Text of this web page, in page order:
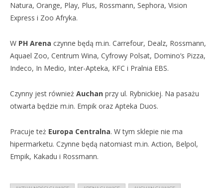
Natura, Orange, Play, Plus, Rossmann, Sephora, Vision
Express i Zoo Afryka.
W PH Arena czynne będą m.in. Carrefour, Dealz, Rossmann,
Aquael Zoo, Centrum Wina, Cyfrowy Polsat, Domino’s Pizza,
Indeco, In Medio, Inter-Apteka, KFC i Pralnia EBS.
Czynny jest również Auchan przy ul. Rybnickiej. Na pasażu
otwarta będzie m.in. Empik oraz Apteka Duos.
Pracuje też Europa Centralna. W tym sklepie nie ma
hipermarketu. Czynne będą natomiast m.in. Action, Belpol,
Empik, Kakadu i Rossmann.